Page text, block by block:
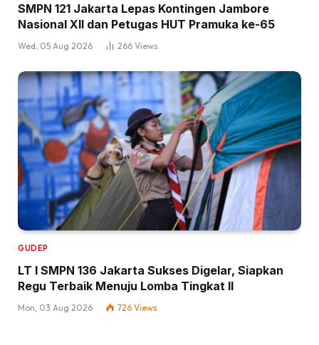
SMPN 121 Jakarta Lepas Kontingen Jambore
Nasional XII dan Petugas HUT Pramuka ke-65
Wed, 05 Aug 2026 266 Views
GUDEP
LT I SMPN 136 Jakarta Sukses Digelar, Siapkan
Regu Terbaik Menuju Lomba Tingkat II
Mon, 03 Aug 2026 726 Views